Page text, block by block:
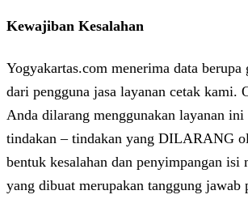
Kewajiban Kesalahan
Yogyakartas.com menerima data berupa
dari pengguna jasa layanan cetak kami.
Anda dilarang menggunakan layanan
tindakan – tindakan yang DILARANG
bentuk kesalahan dan penyimpangan isi
yang dibuat merupakan tanggung jawab